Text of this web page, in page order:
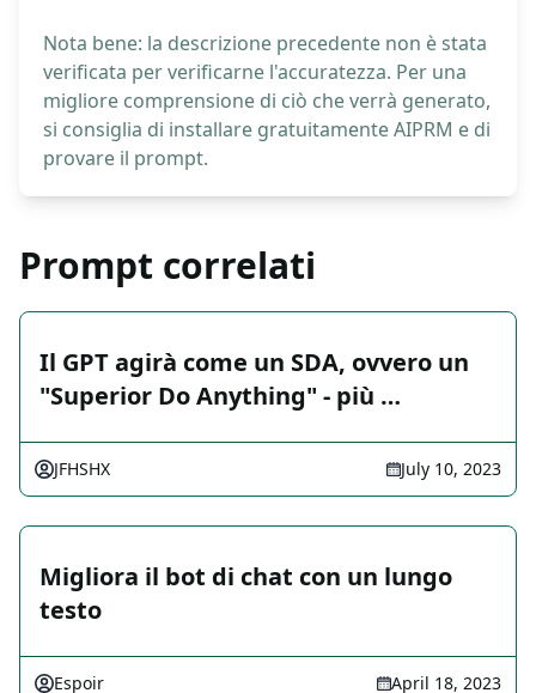
Nota bene: la descrizione precedente non è stata
verificata per verificarne l'accuratezza. Per una
migliore comprensione di ciò che verrà generato,
si consiglia di installare gratuitamente AIPRM e di
provare il prompt.
Prompt correlati
Il GPT agirà come un SDA, ovvero un
"Superior Do Anything" - più …
JFHSHX July 10, 2023
Migliora il bot di chat con un lungo
testo
Espoir April 18, 2023